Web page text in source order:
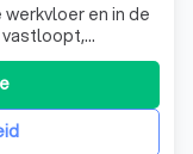
en in de
vastloopt,
kan het
help ik